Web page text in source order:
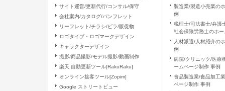
（９）個人情報保護方針
当社ホームページの個人情報保
（１０）ご本人の権利の尊重
当社に対する個人情報のご提供
た場合、当社は、上記「個人情
ございます。また、これにより
サイト運営/更新代行/コンサル/保守
会社案内/カタログ/パンフレット
リーフレット/チラシ/ビラ/販促物
ロゴタイプ・ロゴマークデザイン
キャラクターデザイン
撮影/商品撮影/モデル撮影/動画制作
楽天 自動更新ツール[RakuRaku]
オンライン接客ツール[Zopim]
Google ストリートビュー
製造業/製造小売業の
例
税理士/司法書士/弁護
社会保険労務士のホ
人材派遣/人材紹介の
例
病院/クリニック/医療
ームページ制作 事例
食品製造業/食品加工
ページ制作 事例